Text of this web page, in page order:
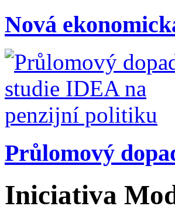
Nová
Průlomový
Iniciativa